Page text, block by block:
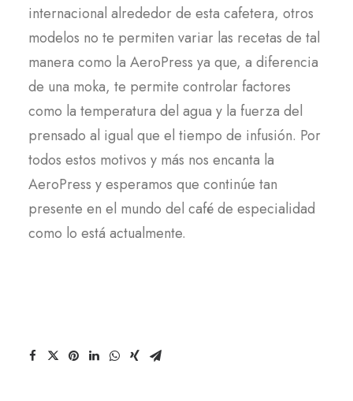
internacional alrededor de esta cafetera, otros
modelos no te permiten variar las recetas de tal
manera como la AeroPress ya que, a diferencia
de una moka, te permite controlar factores
como la temperatura del agua y la fuerza del
prensado al igual que el tiempo de infusión. Por
todos estos motivos y más nos encanta la
AeroPress y esperamos que continúe tan
presente en el mundo del café de especialidad
como lo está actualmente.